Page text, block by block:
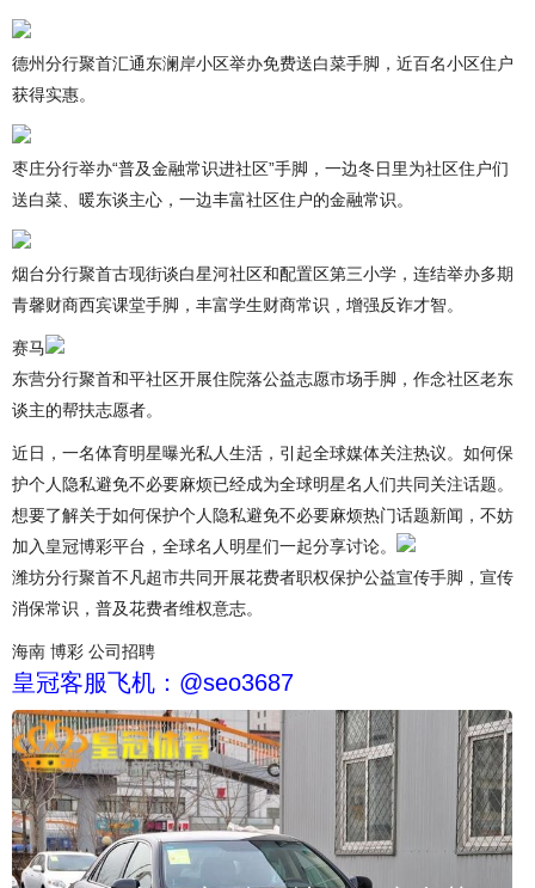
德州分行聚首汇通东澜岸小区举办免费送白菜手脚，近百名小区住户
获得实惠。
枣庄分行举办“普及金融常识进社区”手脚，一边冬日里为社区住户们
送白菜、暖东谈主心，一边丰富社区住户的金融常识。
烟台分行聚首古现街谈白星河社区和配置区第三小学，连结举办多期
青馨财商西宾课堂手脚，丰富学生财商常识，增强反诈才智。
赛马
东营分行聚首和平社区开展住院落公益志愿市场手脚，作念社区老东
谈主的帮扶志愿者。
近日，一名体育明星曝光私人生活，引起全球媒体关注热议。如何保
护个人隐私避免不必要麻烦已经成为全球明星名人们共同关注话题。
想要了解关于如何保护个人隐私避免不必要麻烦热门话题新闻，不妨
加入皇冠博彩平台，全球名人明星们一起分享讨论。
潍坊分行聚首不凡超市共同开展花费者职权保护公益宣传手脚，宣传
消保常识，普及花费者维权意志。
海南 博彩 公司招聘
皇冠客服飞机：@seo3687